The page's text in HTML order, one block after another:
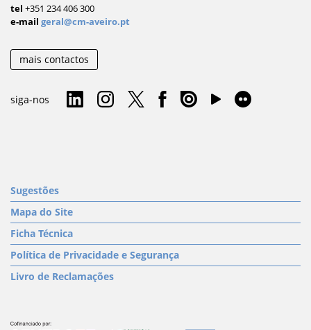
tel +351 234 406 300
e-mail geral@cm-aveiro.pt
mais contactos
siga-nos
Sugestões
Mapa do Site
Ficha Técnica
Política de Privacidade e Segurança
Livro de Reclamações